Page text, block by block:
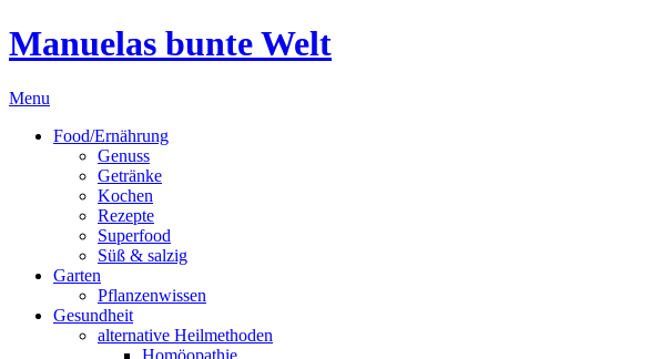
Manuelas bunte Welt
Menu
Food/Ernährung
Genuss
Getränke
Kochen
Rezepte
Superfood
Süß & salzig
Garten
Pflanzenwissen
Gesundheit
alternative Heilmethoden
Homöopathie